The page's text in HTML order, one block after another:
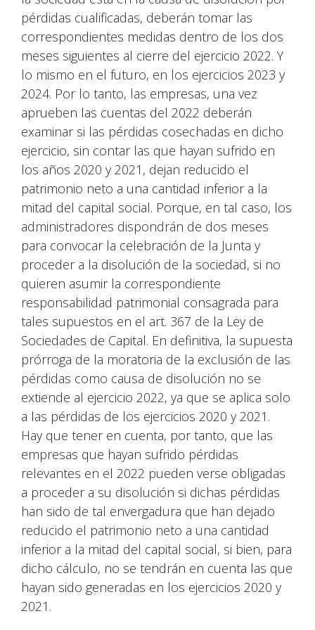
pérdidas cualificadas, deberán tomar las
correspondientes medidas dentro de los dos
meses siguientes al cierre del ejercicio 2022. Y
lo mismo en el futuro, en los ejercicios 2023 y
2024. Por lo tanto, las empresas, una vez
aprueben las cuentas del 2022 deberán
examinar si las pérdidas cosechadas en dicho
ejercicio, sin contar las que hayan sufrido en
los años 2020 y 2021, dejan reducido el
patrimonio neto a una cantidad inferior a la
mitad del capital social. Porque, en tal caso, los
administradores dispondrán de dos meses
para convocar la celebración de la Junta y
proceder a la disolución de la sociedad, si no
quieren asumir la correspondiente
responsabilidad patrimonial consagrada para
tales supuestos en el art. 367 de la Ley de
Sociedades de Capital. En definitiva, la supuesta
prórroga de la moratoria de la exclusión de las
pérdidas como causa de disolución no se
extiende al ejercicio 2022, ya que se aplica solo
a las pérdidas de los ejercicios 2020 y 2021.
Hay que tener en cuenta, por tanto, que las
empresas que hayan sufrido pérdidas
relevantes en el 2022 pueden verse obligadas
a proceder a su disolución si dichas pérdidas
han sido de tal envergadura que han dejado
reducido el patrimonio neto a una cantidad
inferior a la mitad del capital social, si bien, para
dicho cálculo, no se tendrán en cuenta las que
hayan sido generadas en los ejercicios 2020 y
2021.